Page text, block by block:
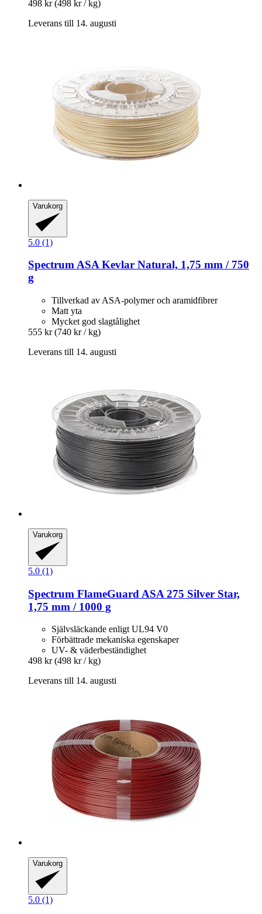
498 kr (498 kr / kg)
Leverans till 14. augusti
Varukorg
5.0 (1)
SpectrumASA Kevlar Natural, 1,75 mm / 750
g
Tillverkad av ASA-polymer och aramidfibrer
Matt yta
Mycket god slagtålighet
555 kr (740 kr / kg)
Leverans till 14. augusti
Varukorg
5.0 (1)
Spectrum FlameGuard ASA 275 Silver Star,
1,75 mm / 1000 g
Självsläckande enligt UL94 V0
Förbättrade mekaniska egenskaper
UV- & väderbeständighet
498 kr (498 kr / kg)
Leverans till 14. augusti
Varukorg
5.0 (1)